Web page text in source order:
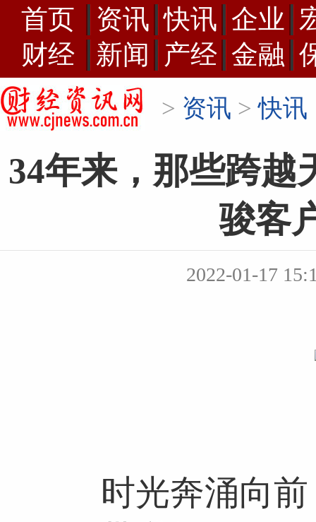
首页 资讯 快讯 企业
财经
新闻 产经 金融
> 资讯 >快讯
34年来，那些跨越
骏客
2022-01-17
时光奔涌向前